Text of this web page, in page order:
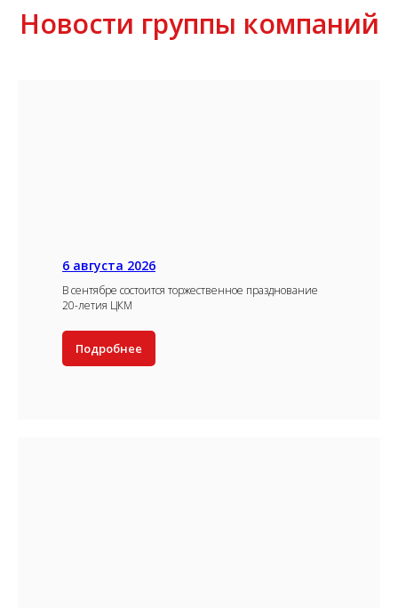
Новости группы компаний
6 августа 2026
В сентябре состоится торжественное празднование
20-летия ЦКМ
Подробнее